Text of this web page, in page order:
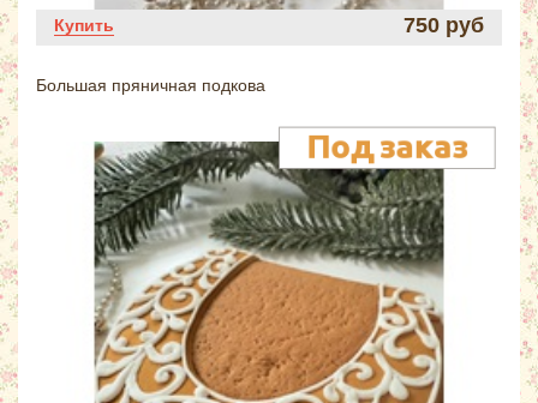
Купить 750 руб
Большая пряничная подкова